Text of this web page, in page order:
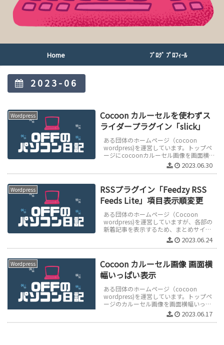
Home ﾌﾞﾛｸﾞ ﾌﾟﾛﾌｨｰﾙ
2023-06
Wordpress
Cocoon カルーセルを使わずス
ライダープラグイン「slick」
ある団体のホームページ（cocoon
wordpress)を運営しています。トップペ
ージにcocoonカルーセル画像を画面横幅
いっぱいに表示表示していましたが、ス
2023.06.30
Wordpress
RSSプラグイン「Feedzy RSS
Feeds Lite」項目表示順変更
ある団体のホームページ（Cocoon
wordpress)を運営していますが、各部の
新着記事を表示するため、まとめサイト
でRSSを使っています。RSSには2023.06.24
Wordpress
Cocoon カルーセル画像 画面横
幅いっぱい表示
ある団体のホームページ（cocoon
wordpress)を運営しています。トップペ
ージのカルーセル画像を画面横幅いっぱ
いに表示しました。■ function.phpに設
2023.06.17